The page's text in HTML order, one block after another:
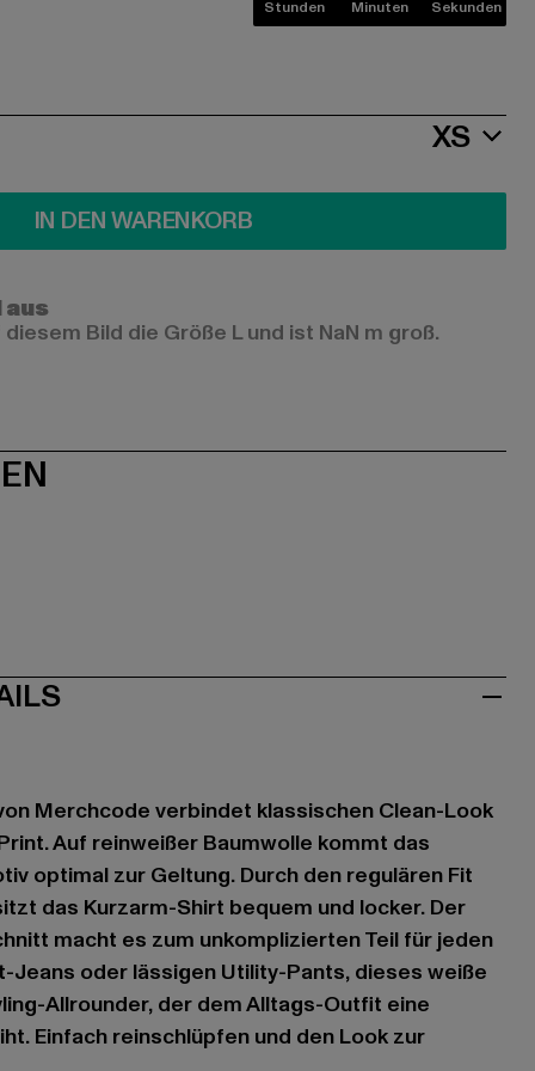
Stunden Minuten Sekunden
XS
IN DEN WARENKORB
Bild die Größe L und ist NaN m groß.
Merchcode verbindet klassischen Clean-Look
Auf reinweißer Baumwolle kommt das
optimal zur Geltung. Durch den regulären Fit
das Kurzarm-Shirt bequem und locker. Der
macht es zum unkomplizierten Teil für jeden
Jeans oder lässigen Utility-Pants, dieses weiße
Allrounder, der dem Alltags-Outfit eine
Einfach reinschlüpfen und den Look zur